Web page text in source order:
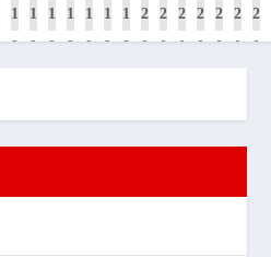
1
9
1
9
1
9
1
9
1
9
1
9
1
9
2
0
2
0
2
0
2
0
2
0
2
0
2
0